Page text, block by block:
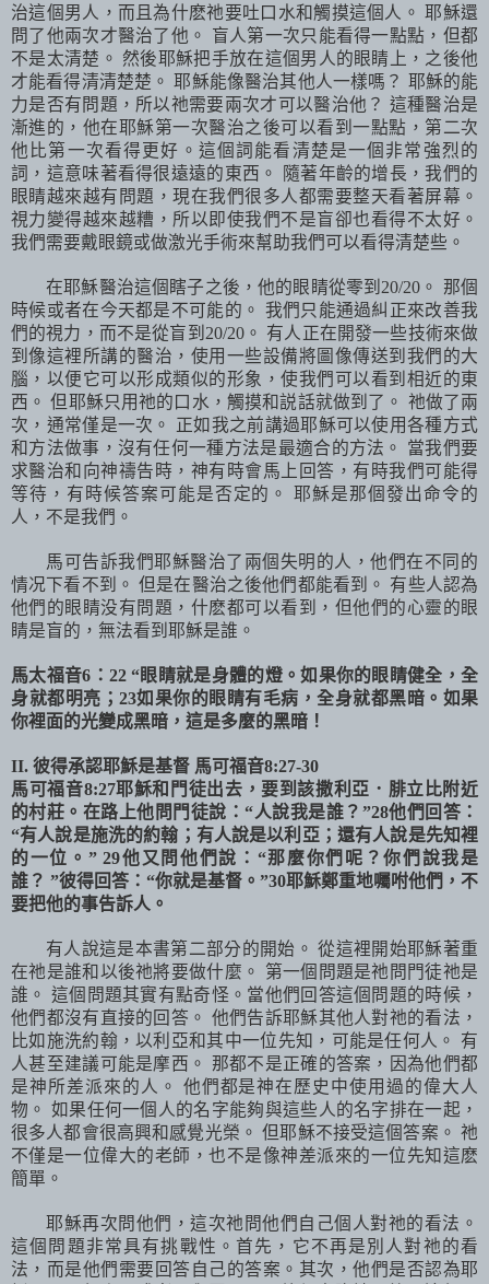
治這個男人，而且為什麽祂要吐口水和觸摸這個人。 耶穌還
問了他兩次才醫治了他。 盲人第一次只能看得一點點，但都
不是太清楚。 然後耶穌把手放在這個男人的眼睛上，之後他
才能看得清清楚楚。 耶穌能像醫治其他人一樣嗎？ 耶穌的能
力是否有問題，所以祂需要兩次才可以醫治他？ 這種醫治是
漸進的，他在耶穌第一次醫治之後可以看到一點點，第二次
他比第一次看得更好。這個詞能看清楚是一個非常強烈的
詞，這意味著看得很遠遠的東西。 隨著年齡的增長，我們的
眼睛越來越有問題，現在我們很多人都需要整天看著屏幕。
視力變得越來越糟，所以即使我們不是盲卻也看得不太好。
我們需要戴眼鏡或做激光手術來幫助我們可以看得清楚些。
在耶穌醫治這個瞎子之後，他的眼睛從零到 20/20 。 那個
時候或者在今天都是不可能的。 我們只能通過糾正來改善我
們的視力，而不是從盲到 20/20。 有人正在開發一些技術來做
到像這裡所講的醫治，使用一些設備將圖像傳送到我們的大
腦，以便它可以形成類似的形象，使我們可以看到相近的東
西 。 但耶穌只用祂的口水，觸摸和説話就做到了。 祂做了兩
次，通常僅是一次。 正如我之前講過耶穌可以使用各種方式
和方法做事，沒有任何一種方法是最適合的方法。 當我們要
求醫治和向神禱告時，神有時會馬上回答，有時我們可能得
等待，有時候答案可能是否定的。 耶穌是那個發出命令的
人，不是我們。
馬可告訴我們耶穌醫治了兩個失明的人，他們在不同的
情况下看不到。 但是在醫治之後他們都能看到。 有些人認為
他們的眼睛没有問題，什麽都可以看到，但他們的心靈的眼
睛是盲的，無法看到耶穌是誰。
馬太福音6 ： 22 “眼睛就是身體的燈。如果你的眼睛健全，全
身就都明亮； 23如果你的眼睛有毛病，全身就都黑暗。如果
你裡面的光變成黑暗，這是多麼的黑暗！
II. 彼得承認耶穌是基督 馬可福音8:27-30
馬可福音8:27耶穌和門徒出去，要到該撒利亞．腓立比附近
的村莊。在路上他問門徒說：“人說我是誰？ ”28他們回答：
“有人說是施洗的約翰；有人說是以利亞；還有人說是先知裡
的一位。 ” 29他又問他們說： “那麼你們呢？你們說我是
誰？ ”彼得回答： “你就是基督。 ”30耶穌鄭重地囑咐他們，不
要把他的事告訴人。
有人說這是本書第二部分的開始。 從這裡開始耶穌著重
在祂是誰和以後祂將要做什麼。 第一個問題是祂問門徒祂是
誰。 這個問題其實有點奇怪。當他們回答這個問題的時候，
他們都沒有直接的回答。 他們告訴耶穌其他人對祂的看法，
比如施洗約翰，以利亞和其中一位先知，可能是任何人。 有
人甚至建議可能是摩西。 那都不是正確的答案，因為他們都
是神所差派來的人。 他們都是神在歷史中使用過的偉大人
物。 如果任何一個人的名字能夠與這些人的名字排在一起，
很多人都會很高興和感覺光榮。 但耶穌不接受這個答案。 祂
不僅是一位偉大的老師，也不是像神差派來的一位先知這麽
簡單。
耶穌再次問他們，這次祂問他們自己個人對祂的看法。
這個問題非常具有挑戰性。首先，它不再是別人對祂的看
法，而是他們需要回答自己的答案。其次，他們是否認為耶